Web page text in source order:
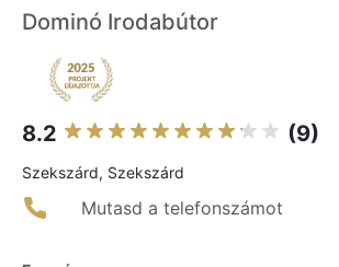
Dominó Irodabútor
8.2 (9)
Szekszárd, Szekszárd
Mutasd a telefonszámot